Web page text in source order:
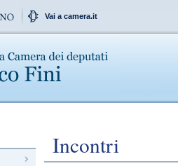
Vai a camera.it
Incontri